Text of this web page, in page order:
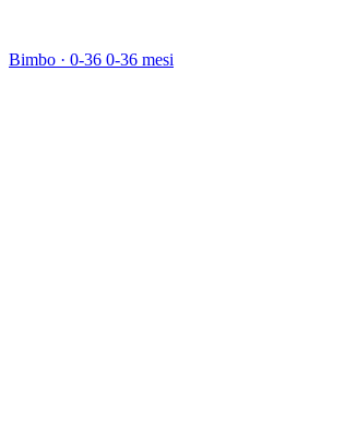
Bimbo · 0-36 0-36 mesi